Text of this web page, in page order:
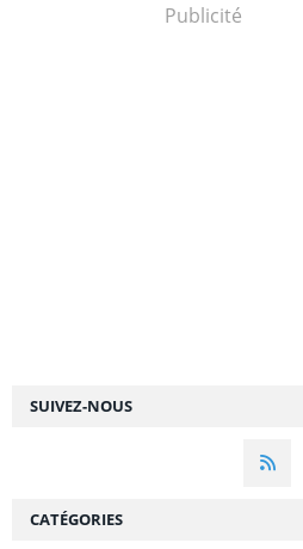
SUIVEZ-NOUS
Publicité
CATÉGORIES